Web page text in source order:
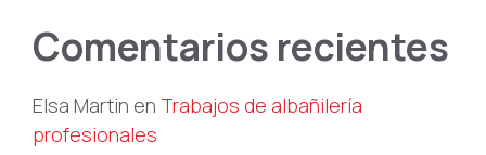
Comentarios recientes
Elsa Martin en Trabajos de albañilería
profesionales